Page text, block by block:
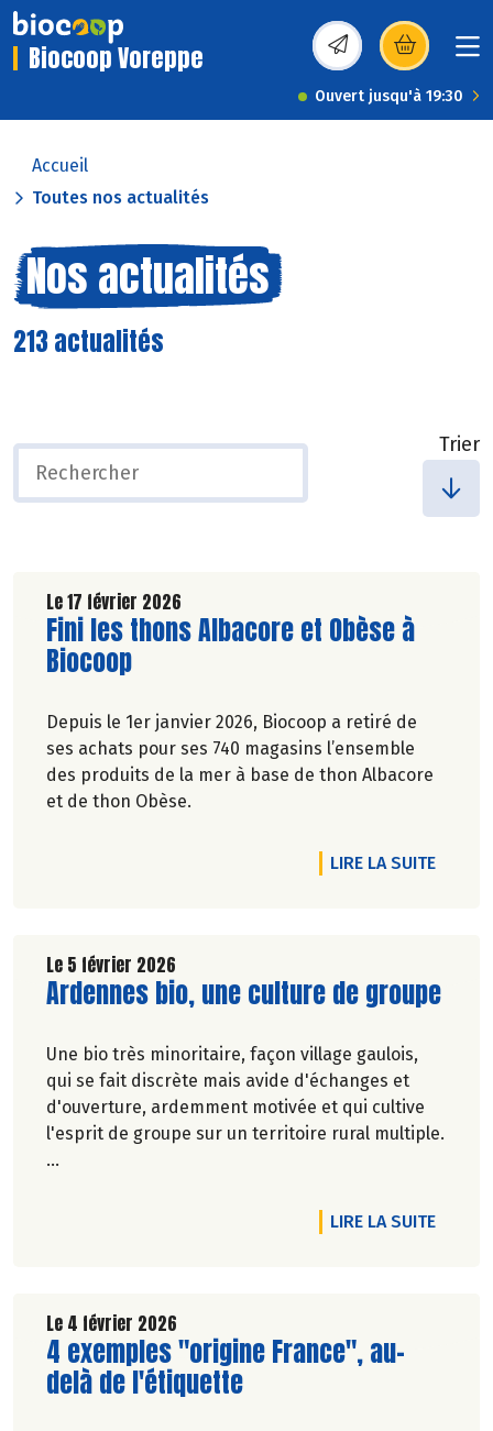
Biocoop Voreppe (s’ouvre dans une
Ouvert jusqu'à 19:30
Accueil
Toutes nos actualités
Nos actualités
213 actualités
Trier
Le 17 février 2026
Lire la suite de l'article
Fini les thons Albacore et Obèse à
Biocoop
Depuis le 1er janvier 2026, Biocoop a retiré de
ses achats pour ses 740 magasins l’ensemble
des produits de la mer à base de thon Albacore
et de thon Obèse.
LIRE LA SUITEDE
Le 5 février 2026
Lire la suite de l'article
Ardennes bio, une culture de groupe
Une bio très minoritaire, façon village gaulois,
qui se fait discrète mais avide d'échanges et
d'ouverture, ardemment motivée et qui cultive
l'esprit de groupe sur un territoire rural multiple.
LIRE LA SUITEDE
Le 4 février 2026
Lire la suite de l'article
4 exemples "origine France", au-
delà de l'étiquette